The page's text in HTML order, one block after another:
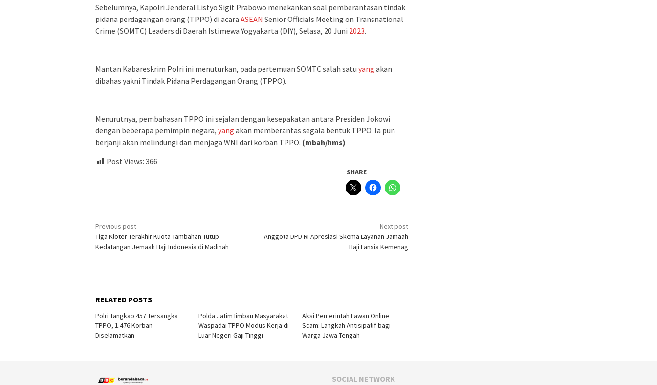
Sebelumnya, Kapolri Jenderal Listyo Sigit Prabowo menekankan soal pemberantasan tindak
pidana perdagangan orang (TPPO) di acara ASEAN Senior Officials Meeting on Transnational
Crime (SOMTC) Leaders di Daerah Istimewa Yogyakarta (DIY), Selasa, 20 Juni 2023.
Mantan Kabareskrim Polri ini menuturkan, pada pertemuan SOMTC salah satu yang akan
dibahas yakni Tindak Pidana Perdagangan Orang (TPPO).
Menurutnya, pembahasan TPPO ini sejalan dengan kesepakatan antara Presiden Jokowi
dengan beberapa pemimpin negara, yang akan memberantas segala bentuk TPPO. Ia pun
berjanji akan melindungi dan menjaga WNI dari korban TPPO. (mbah/hms)
Post Views: 366
SHARE
Post
navigation
Previous post
Tiga Kloter Terakhir Kuota Tambahan Tutup
Kedatangan Jemaah Haji Indonesia di Madinah
Next post
Anggota DPD RI Apresiasi Skema Layanan Jamaah
Haji Lansia Kemenag
RELATED POSTS
Polri Tangkap 457 Tersangka
TPPO, 1.476 Korban
Diselamatkan
Polda Jatim Iimbau Masyarakat
Waspadai TPPO Modus Kerja di
Luar Negeri Gaji Tinggi
Aksi Pemerintah Lawan Online
Scam: Langkah Antisipatif bagi
Warga Jawa Tengah
SOCIAL NETWORK